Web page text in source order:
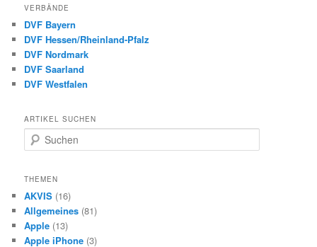
VERBÄNDE
DVF Bayern
DVF Hessen/Rheinland-Pfalz
DVF Nordmark
DVF Saarland
DVF Westfalen
ARTIKEL SUCHEN
u
h
n
THEMEN
AKVIS (16)
Allgemeines (81)
Apple (13)
Apple iPhone (3)